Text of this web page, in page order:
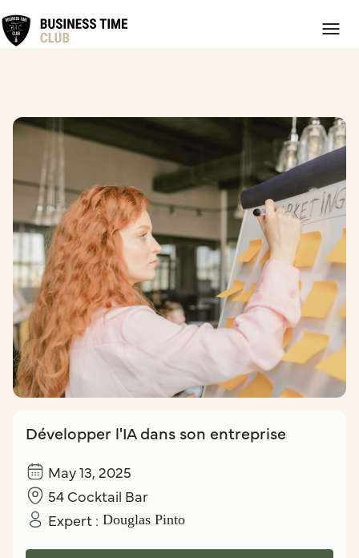
Développer l'IA dans son entreprise
May 13, 2025
54 Cocktail Bar
Expert : Douglas Pinto